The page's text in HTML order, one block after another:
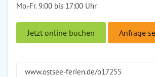
Mo.-Fr. 9:00 bis 17:00 Uhr
Jetzt online buchen Anfrage
www.ostsee-ferien.de/o17255